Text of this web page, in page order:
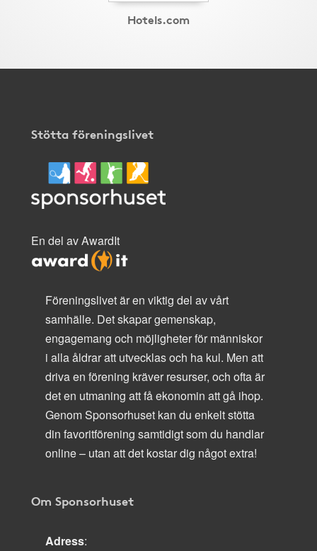
Hotels.com
Stötta föreningslivet
En del av AwardIt
Föreningslivet är en viktig del av vårt
samhälle. Det skapar gemenskap,
engagemang och möjligheter för människor
i alla åldrar att utvecklas och ha kul. Men att
driva en förening kräver resurser, och ofta är
det en utmaning att få ekonomin att gå ihop.
Genom Sponsorhuset kan du enkelt stötta
din favoritförening samtidigt som du handlar
online – utan att det kostar dig något extra!
Om Sponsorhuset
Adress: